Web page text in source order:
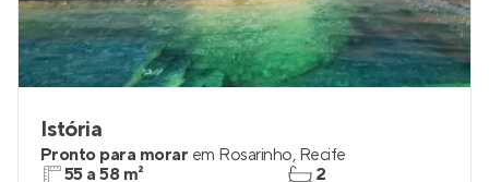
Istória
Pronto para morar em Rosarinho, Recife
55 a 58 m²
2